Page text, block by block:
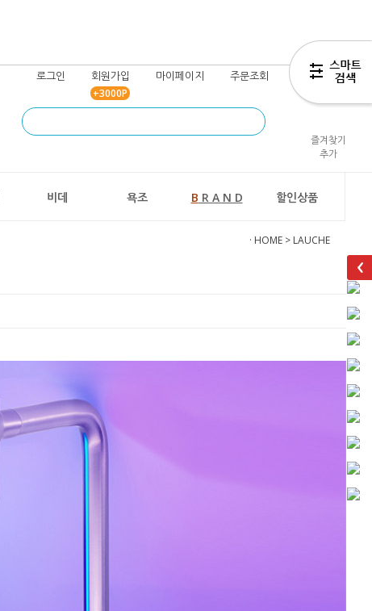
로그인 회원가입
+3000P
마이페이지 주문조회 장바구니
즐겨찾기
추가
비데 욕조 B R A N D 할인상품
· HOME > LAUCHE